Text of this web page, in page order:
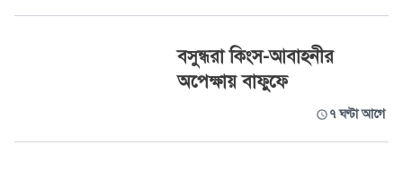
বসুন্ধরা কিংস-আবাহনীর
অপেক্ষায় বাফুফে
৭ ঘণ্টা আগে